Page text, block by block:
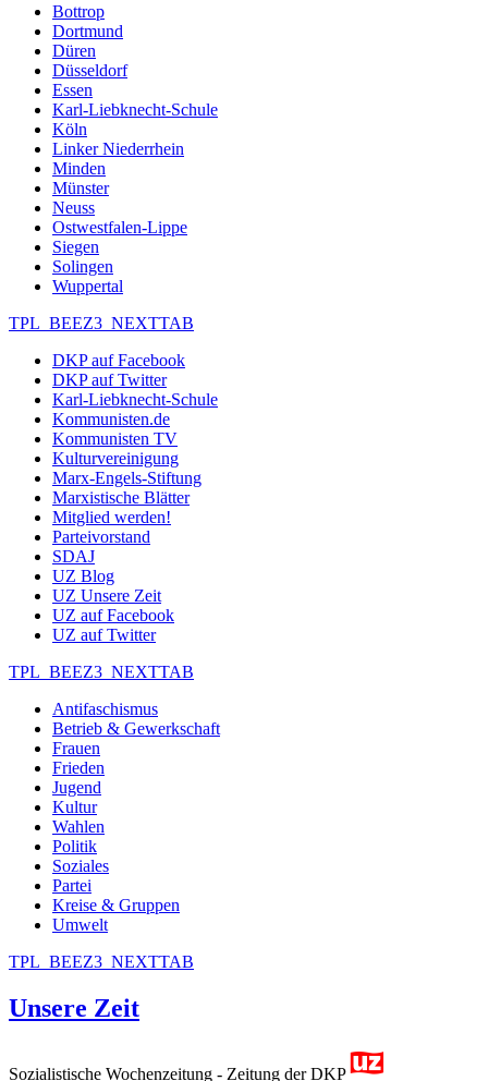
Bottrop
Dortmund
Düren
Düsseldorf
Essen
Karl-Liebknecht-Schule
Köln
Linker Niederrhein
Minden
Münster
Neuss
Ostwestfalen-Lippe
Siegen
Solingen
Wuppertal
TPL_BEEZ3_NEXTTAB
DKP auf Facebook
DKP auf Twitter
Karl-Liebknecht-Schule
Kommunisten.de
Kommunisten TV
Kulturvereinigung
Marx-Engels-Stiftung
Marxistische Blätter
Mitglied werden!
Parteivorstand
SDAJ
UZ Blog
UZ Unsere Zeit
UZ auf Facebook
UZ auf Twitter
TPL_BEEZ3_NEXTTAB
Antifaschismus
Betrieb & Gewerkschaft
Frauen
Frieden
Jugend
Kultur
Wahlen
Politik
Soziales
Partei
Kreise & Gruppen
Umwelt
TPL_BEEZ3_NEXTTAB
Unsere Zeit
Sozialistische Wochenzeitung - Zeitung der DKP